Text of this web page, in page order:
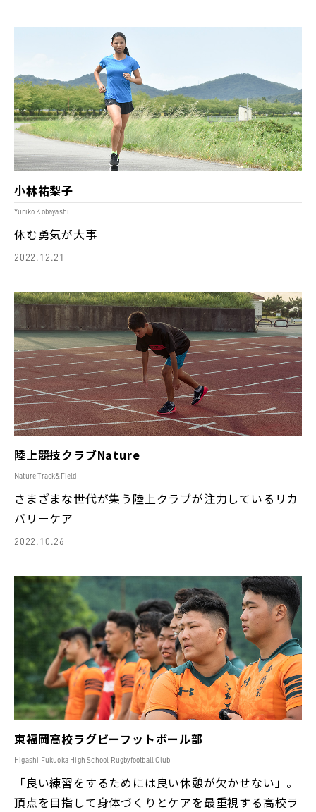
小林祐梨子
Yuriko Kobayashi
休む勇気が大事
2022.12.21
陸上競技クラブNature
Nature Track&Field
さまざまな世代が集う陸上クラブが注力しているリカ
バリーケア
2022.10.26
東福岡高校ラグビーフットボール部
Higashi Fukuoka High School Rugbyfootball Club
「良い練習をするためには良い休憩が欠かせない」。
頂点を目指して身体づくりとケアを最重視する高校ラ